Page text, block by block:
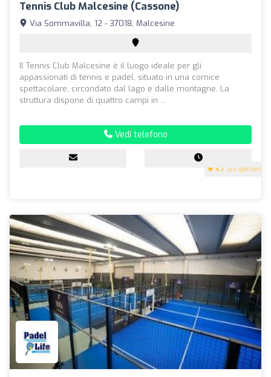
Tennis Club Malcesine (Cassone)
4.7 (63 opinioni)
Via Sommavilla, 12 - 37018, Malcesine
Il Tennis Club Malcesine è il luogo ideale per gli
appassionati di tennis e padel, situato in una cornice
spettacolare, circondato dal lago e dalle montagne. La
struttura dispone di quattro campi in ...
Vedi telefono